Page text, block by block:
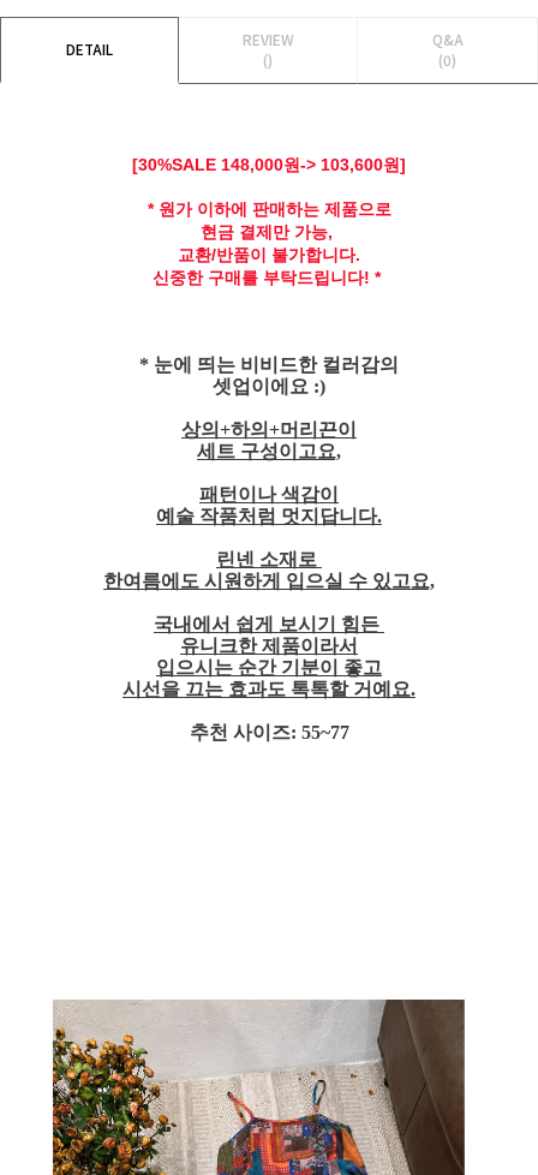
DETAIL
REVIEW
()
Q&A
(0)
[30%SALE 148,000원-> 103,600원]
* 원가 이하에 판매하는 제품으로
현금 결제만 가능,
교환/반품이 불가합니다.
신중한 구매를 부탁드립니다! *
* 눈에 띄는 비비드한 컬러감의
셋업이에요 :)
상의+하의+머리끈이
세트 구성이고요,
패턴이나 색감이
예술 작품처럼 멋지답니다.
린넨 소재로
한여름에도 시원하게 입으실 수 있고요,
국내에서 쉽게 보시기 힘든
유니크한 제품이라서
입으시는 순간 기분이 좋고
시선을 끄는 효과도 톡톡할 거예요.
추천 사이즈: 55~77